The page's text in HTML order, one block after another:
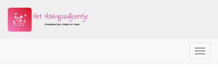
Menu